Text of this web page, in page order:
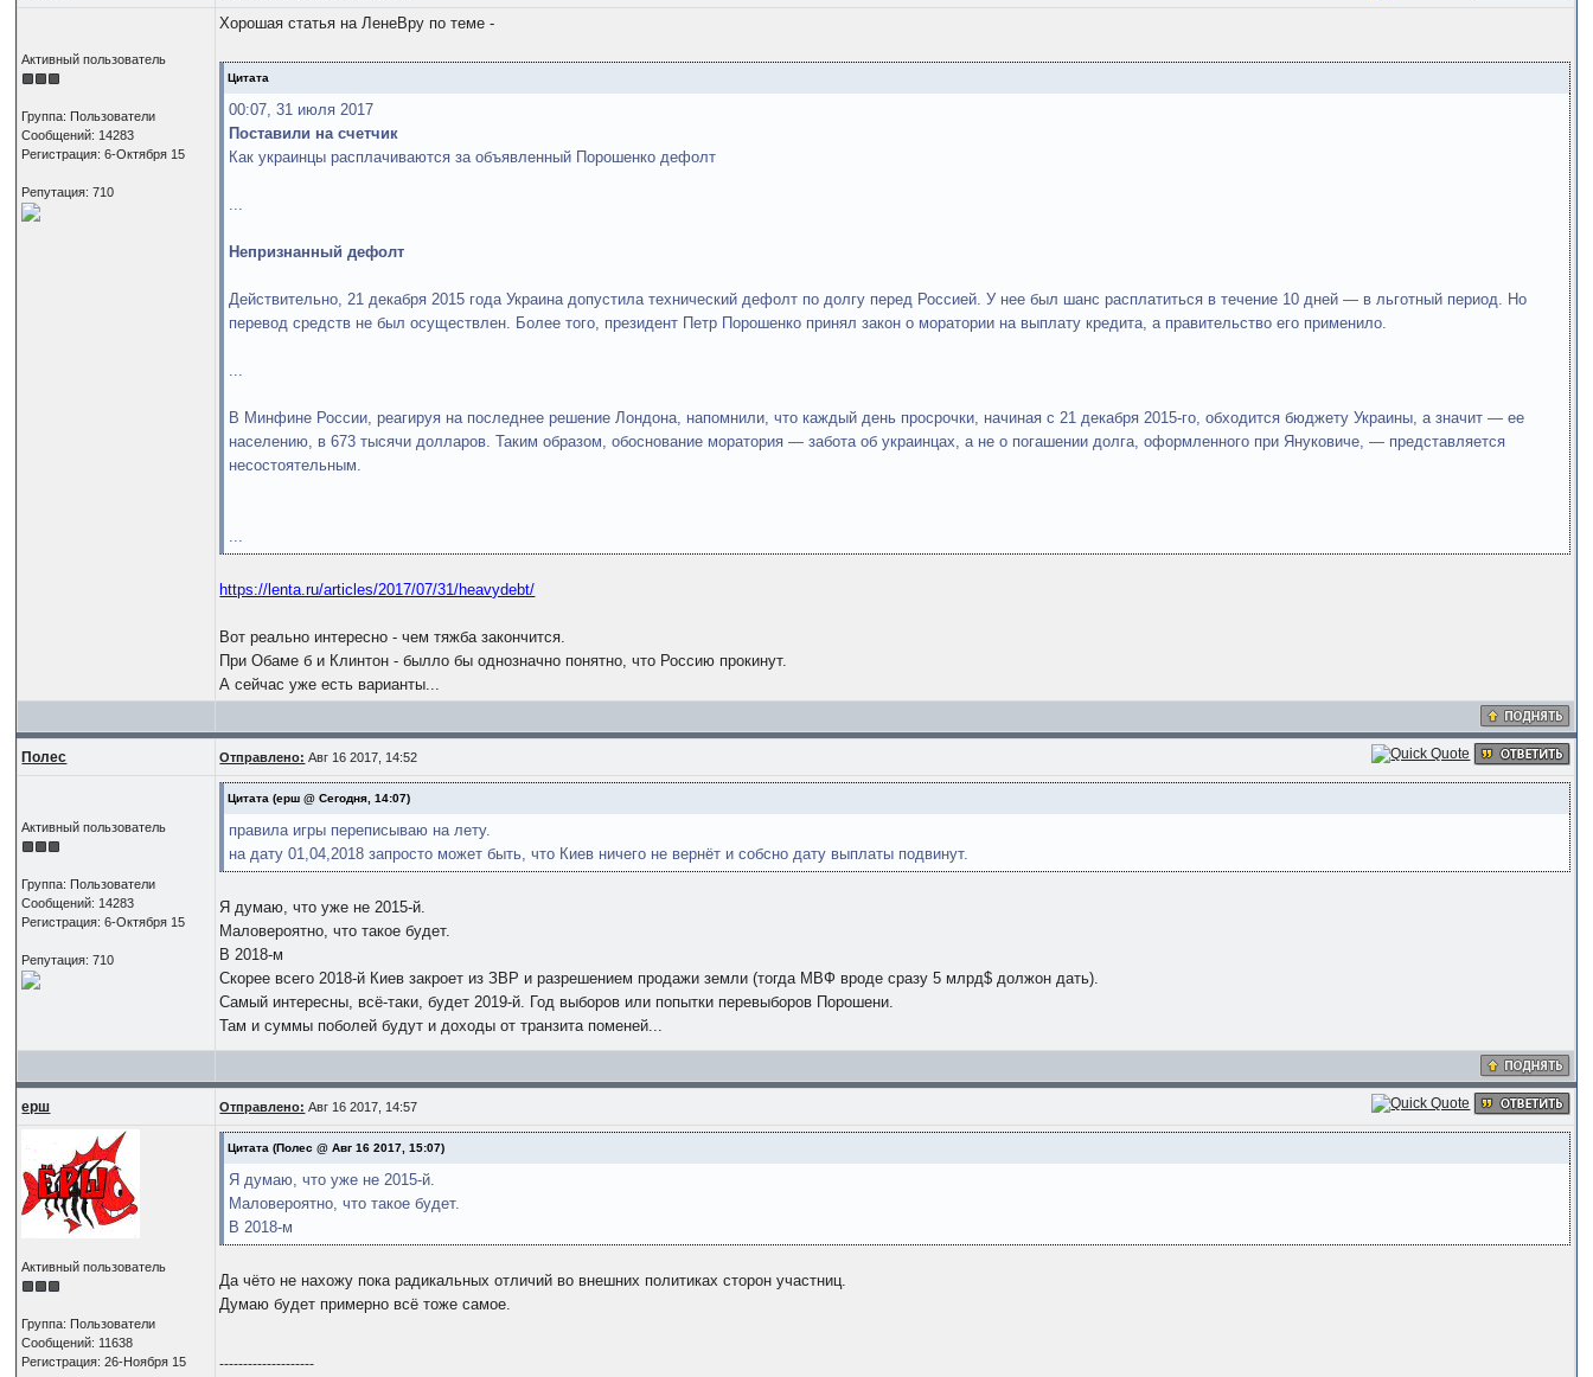
Активный пользователь
Группа: Пользователи
Сообщений: 14283
Регистрация: 6-Октября 15
Репутация: 710
Хорошая статья на ЛенеВру по теме -
Цитата
00:07, 31 июля 2017
Поставили на счетчик
Как украинцы расплачиваются за объявленный Порошенко дефолт
Непризнанный дефолт
Действительно, 21 декабря 2015 года Украина допустила технический дефолт по долгу перед Россией. У нее был шанс расплатиться в течение 10 дней — в льготный период. Но
перевод средств не был осуществлен. Более того, президент Петр Порошенко принял закон о моратории на выплату кредита, а правительство его применило.
В Минфине России, реагируя на последнее решение Лондона, напомнили, что каждый день просрочки, начиная с 21 декабря 2015-го, обходится бюджету Украины, а значит — ее
населению, в 673 тысячи долларов. Таким образом, обоснование моратория — забота об украинцах, а не о погашении долга, оформленного при Януковиче, — представляется
несостоятельным.
https://lenta.ru/articles/2017/07/31/heavydebt/
Вот реально интересно - чем тяжба закончится.
При Обаме б и Клинтон - былло бы однозначно понятно, что Россию прокинут.
А сейчас уже есть варианты...
Полес Отправлено: Авг 16 2017, 14:52
Активный пользователь
Группа: Пользователи
Сообщений: 14283
Регистрация: 6-Октября 15
Репутация: 710
Цитата (ерш @ Сегодня, 14:07)
правила игры переписываю на лету.
на дату 01,04,2018 запросто может быть, что Киев ничего не вернёт и собсно дату выплаты подвинут.
Я думаю, что уже не 2015-й.
Маловероятно, что такое будет.
В 2018-м
Скорее всего 2018-й Киев закроет из ЗВР и разрешением продажи земли (тогда МВФ вроде сразу 5 млрд$ должон дать).
Самый интересны, всё-таки, будет 2019-й. Год выборов или попытки перевыборов Порошени.
Там и суммы поболей будут и доходы от транзита поменей...
ерш Отправлено: Авг 16 2017, 14:57
Активный пользователь
Группа: Пользователи
Сообщений: 11638
Регистрация: 26-Ноября 15
Цитата (Полес @ Авг 16 2017, 15:07)
Я думаю, что уже не 2015-й.
Маловероятно, что такое будет.
В 2018-м
Да чёто не нахожу пока радикальных отличий во внешних политиках сторон участниц.
Думаю будет примерно всё тоже самое.
--------------------